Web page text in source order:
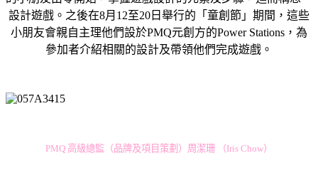
設計遊戲。之後在8月12至20日舉行的「童創節」期間，這些
小朋友會親自主理他們設於PMQ元創方的Power Stations，為
參加者介紹相關的設計及帶領他們完成遊戲。
PMQ 高級總監（品牌及項目策劃）周潔珊 （Iris Chow）